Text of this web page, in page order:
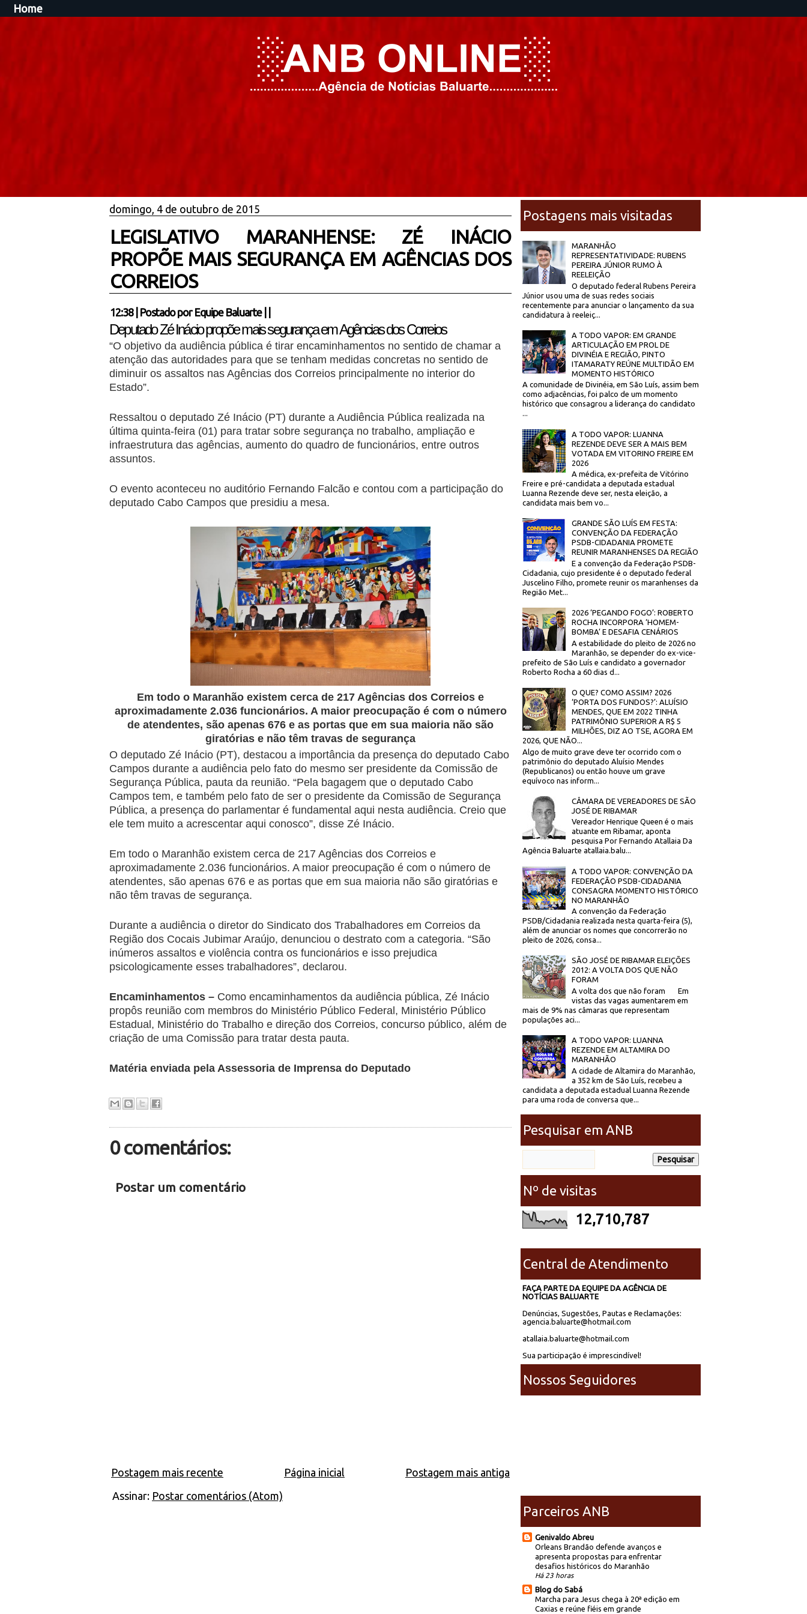
Home
domingo, 4 de outubro de 2015
LEGISLATIVO MARANHENSE: ZÉ INÁCIO
PROPÕE MAIS SEGURANÇA EM AGÊNCIAS DOS
CORREIOS
12:38| Postado por Equipe Baluarte
Deputado Zé Inácio propõe mais segurança em Agências dos Correios
“O objetivo da audiência pública é tirar encaminhamentos no sentido de chamar a
atenção das autoridades para que se tenham medidas concretas no sentido de
diminuir os assaltos nas Agências dos Correios principalmente no interior do
Estado”.
Ressaltou o deputado Zé Inácio (PT) durante a Audiência Pública realizada na
última quinta-feira (01) para tratar sobre segurança no trabalho, ampliação e
infraestrutura das agências, aumento do quadro de funcionários, entre outros
assuntos.
O evento aconteceu no auditório Fernando Falcão e contou com a participação do
deputado Cabo Campos que presidiu a mesa.
Em todo o Maranhão existem cerca de 217 Agências dos Correios e
aproximadamente 2.036 funcionários. A maior preocupação é com o número
de atendentes, são apenas 676 e as portas que em sua maioria não são
giratórias e não têm travas de segurança
O deputado Zé Inácio (PT), destacou a importância da presença do deputado Cabo
Campos durante a audiência pelo fato do mesmo ser presidente da Comissão de
Segurança Pública, pauta da reunião. “Pela bagagem que o deputado Cabo
Campos tem, e também pelo fato de ser o presidente da Comissão de Segurança
Pública, a presença do parlamentar é fundamental aqui nesta audiência. Creio que
ele tem muito a acrescentar aqui conosco”, disse Zé Inácio.
Em todo o Maranhão existem cerca de 217 Agências dos Correios e
aproximadamente 2.036 funcionários. A maior preocupação é com o número de
atendentes, são apenas 676 e as portas que em sua maioria não são giratórias e
não têm travas de segurança.
Durante a audiência o diretor do Sindicato dos Trabalhadores em Correios da
Região dos Cocais Jubimar Araújo, denunciou o destrato com a categoria. “São
inúmeros assaltos e violência contra os funcionários e isso prejudica
psicologicamente esses trabalhadores”, declarou.
Encaminhamentos – Como encaminhamentos da audiência pública, Zé Inácio
propôs reunião com membros do Ministério Público Federal, Ministério Público
Estadual, Ministério do Trabalho e direção dos Correios, concurso público, além de
criação de uma Comissão para tratar desta pauta.
Matéria enviada pela Assessoria de Imprensa do Deputado
0 comentários:
Postar um comentário
Postagem mais recente Postagem mais antiga
Página inicial
Assinar: Postar comentários (Atom)
Postagens mais visitadas
MARANHÃO
REPRESENTATIVIDADE: RUBENS
PEREIRA JÚNIOR RUMO À
REELEIÇÃO
O deputado federal Rubens Pereira
Júnior usou uma de suas redes sociais
recentemente para anunciar o lançamento da sua
candidatura à reeleiç...
A TODO VAPOR: EM GRANDE
ARTICULAÇÃO EM PROL DE
DIVINÉIA E REGIÃO, PINTO
ITAMARATY REÚNE MULTIDÃO EM
MOMENTO HISTÓRICO
A comunidade de Divinéia, em São Luís, assim bem
como adjacências, foi palco de um momento
histórico que consagrou a liderança do candidato
...
A TODO VAPOR: LUANNA
REZENDE DEVE SER A MAIS BEM
VOTADA EM VITORINO FREIRE EM
2026
A médica, ex-prefeita de Vitórino
Freire e pré-candidata a deputada estadual
Luanna Rezende deve ser, nesta eleição, a
candidata mais bem vo...
GRANDE SÃO LUÍS EM FESTA:
CONVENÇÃO DA FEDERAÇÃO
PSDB-CIDADANIA PROMETE
REUNIR MARANHENSES DA REGIÃO
E a convenção da Federação PSDB-
Cidadania, cujo presidente é o deputado federal
Juscelino Filho, promete reunir os maranhenses da
Região Met...
2026 ‘PEGANDO FOGO’: ROBERTO
ROCHA INCORPORA ‘HOMEM-
BOMBA’ E DESAFIA CENÁRIOS
A estabilidade do pleito de 2026 no
Maranhão, se depender do ex-vice-
prefeito de São Luís e candidato a governador
Roberto Rocha a 60 dias d...
O QUE? COMO ASSIM? 2026
‘PORTA DOS FUNDOS?’: ALUÍSIO
MENDES, QUE EM 2022 TINHA
PATRIMÔNIO SUPERIOR A R$ 5
MILHÕES, DIZ AO TSE, AGORA EM
2026, QUE NÃO...
Algo de muito grave deve ter ocorrido com o
patrimônio do deputado Aluísio Mendes
(Republicanos) ou então houve um grave
equívoco nas inform...
CÂMARA DE VEREADORES DE SÃO
JOSÉ DE RIBAMAR
Vereador Henrique Queen é o mais
atuante em Ribamar, aponta
pesquisa Por Fernando Atallaia Da
Agência Baluarte atallaia.balu...
A TODO VAPOR: CONVENÇÃO DA
FEDERAÇÃO PSDB-CIDADANIA
CONSAGRA MOMENTO HISTÓRICO
NO MARANHÃO
A convenção da Federação
PSDB/Cidadania realizada nesta quarta-feira (5),
além de anunciar os nomes que concorrerão no
pleito de 2026, consa...
SÃO JOSÉ DE RIBAMAR ELEIÇÕES
2012: A VOLTA DOS QUE NÃO
FORAM
A volta dos que não foram Em
vistas das vagas aumentarem em
mais de 9% nas câmaras que representam
populações aci...
A TODO VAPOR: LUANNA
REZENDE EM ALTAMIRA DO
MARANHÃO
A cidade de Altamira do Maranhão,
a 352 km de São Luís, recebeu a
candidata a deputada estadual Luanna Rezende
para uma roda de conversa que...
Pesquisar em ANB
Nº de visitas
12,710,787
Central de Atendimento
FAÇA PARTE DA EQUIPE DA AGÊNCIA DE
NOTÍCIAS BALUARTE
Denúncias, Sugestões, Pautas e Reclamações:
agencia.baluarte@hotmail.com
atallaia.baluarte@hotmail.com
Sua participação é imprescindível!
Nossos Seguidores
Parceiros ANB
Genivaldo Abreu
Orleans Brandão defende avanços e
apresenta propostas para enfrentar
desafios históricos do Maranhão
Há 23 horas
Blog do Sabá
Marcha para Jesus chega à 20ª edição em
Caxias e reúne fiéis em grande